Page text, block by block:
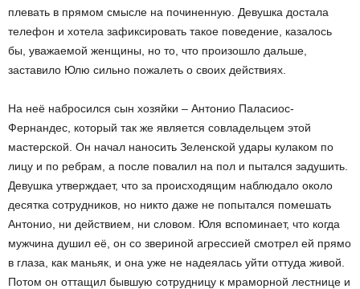
плевать в прямом смысле на починенную. Девушка достала
телефон и хотела зафиксировать такое поведение, казалось
бы, уважаемой женщины, но то, что произошло дальше,
заставило Юлю сильно пожалеть о своих действиях.
На неё набросился сын хозяйки – Антонио Паласиос-
Фернандес, который так же является совладельцем этой
мастерской. Он начал наносить Зеленской удары кулаком по
лицу и по ребрам, а после повалил на пол и пытался задушить.
Девушка утверждает, что за происходящим наблюдало около
десятка сотрудников, но никто даже не попытался помешать
Антонио, ни действием, ни словом. Юля вспоминает, что когда
мужчина душил её, он со звериной агрессией смотрел ей прямо
в глаза, как маньяк, и она уже не надеялась уйти оттуда живой.
Потом он оттащил бывшую сотрудницу к мраморной лестнице и